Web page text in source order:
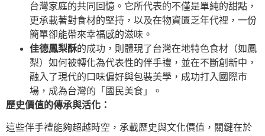
台灣家庭的共同回憶。它所代表的不僅是單純的甜點，
更承載著對食材的堅持，以及在物資匱乏年代裡，一份
簡單卻能帶來幸福感的滋味。
佳德鳳梨酥的成功，則體現了台灣在地特色食材（如鳳
梨）如何被轉化為代表性的伴手禮，並在不斷創新中，
融入了現代的口味偏好與包裝美學，成功打入國際市
場，成為台灣的「國民美食」。
歷史價值的傳承與活化：
這些伴手禮能夠超越時空，承載歷史與文化價值，關鍵在於